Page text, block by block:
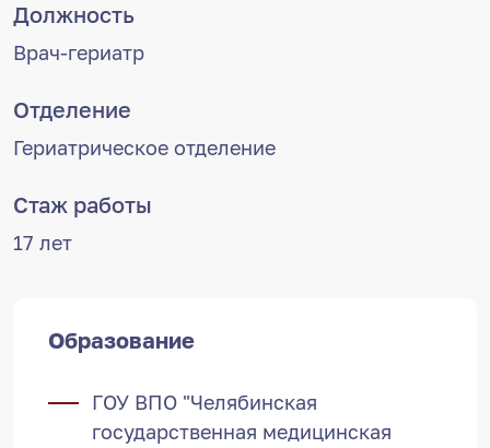
Должность
Врач-гериатр
Отделение
Гериатрическое отделение
Стаж работы
17 лет
Образование
ГОУ ВПО "Челябинская
государственная медицинская